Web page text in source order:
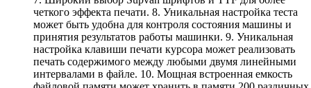
четкого эффекта печати. 8. Уникальная настройка теста
может быть удобна для контроля состояния машины и
принятия результатов работы машинки. 9. Уникальная
настройка клавиши печати курсора может реализовать
печать содержимого между любыми двумя линейными
интервалами в файле. 10. Мощная встроенная емкость